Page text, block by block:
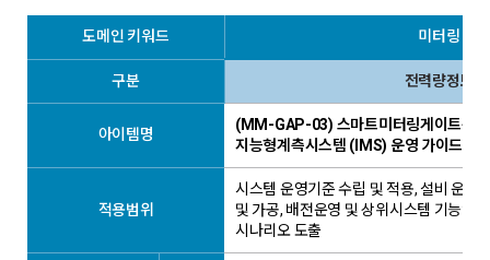
도메인 키워드 미터링 관리
구분 전력량정보
아이템명
(MM-GAP-03) 스마트미터링게이트웨
지능형계측시스템 (IMS) 운영 가이드라인
적용범위
시스템 운영기준 수립 및 적용, 설비 운영
및 가공, 배전운영 및 상위시스템 기능연
시나리오 도출